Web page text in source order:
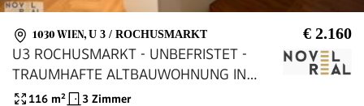
1030 WIEN, U 3 / ROCHUSMARKT € 2.160
U3 ROCHUSMARKT - UNBEFRISTET -
TRAUMHAFTE ALTBAUWOHNUNG IN
RUHELAGE
116 m² 3 Zimmer